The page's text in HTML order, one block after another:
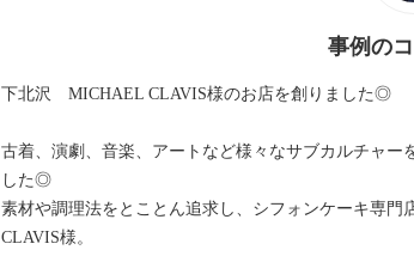
事例の
下北沢 MICHAEL CLAVIS様のお店を創りました◎
古着、演劇、音楽、アートなど様々なサブカルチャー
した◎
素材や調理法をとことん追求し、シフォンケーキ専
CLAVIS様。